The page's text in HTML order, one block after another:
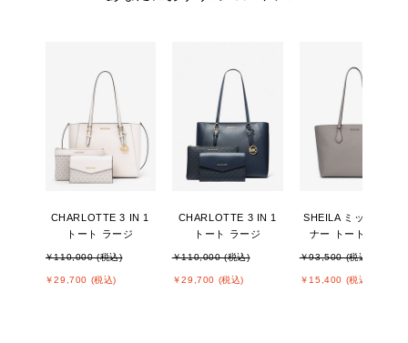
CHARLOTTE 3 IN 1
トート ラージ
￥110,000 (税込)
￥29,700 (税込)
CHARLOTTE 3 IN 1
トート ラージ
￥110,000 (税込)
￥29,700 (税込)
SHEILA ミッドファス
ナー トート ラージ
￥93,500 (税込)
￥15,400 (税込)